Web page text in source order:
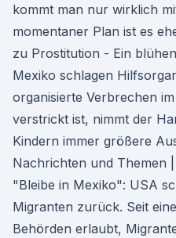
kommt man nur wirklich
momentaner Plan ist es
zu Prostitution - Ein
Mexiko schlagen
organisierte Verbrechen
verstrickt ist, nimmt der
Kindern immer größere
Nachrichten und Themen
"Bleibe in Mexiko": USA
Migranten zurück. Seit
Behörden erlaubt,